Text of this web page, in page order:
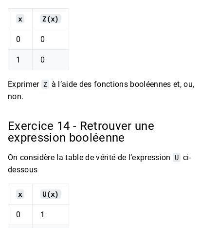
x Z(x)
0 0
1 0
Exprimer Z à l’aide des fonctions booléennes et, ou,
non.
Exercice 14 - Retrouver une
expression booléenne
On considère la table de vérité de l’expression U ci-
dessous
x U(x)
0 1